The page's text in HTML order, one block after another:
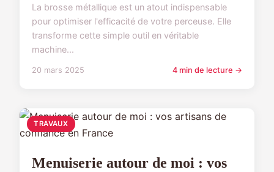
La brosse métallique est un atout indispensable
pour optimiser l'efficacité de votre perceuse. Elle
transforme cette simple outil en véritable
machine...
20 mars 2025 4 min de lecture →
TRAVAUX
Menuiserie autour de moi : vos